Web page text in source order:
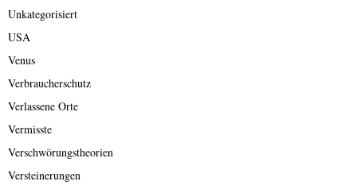
Unkategorisiert
USA
Venus
Verbraucherschutz
Verlassene Orte
Vermisste
Verschwörungstheorien
Versteinerungen